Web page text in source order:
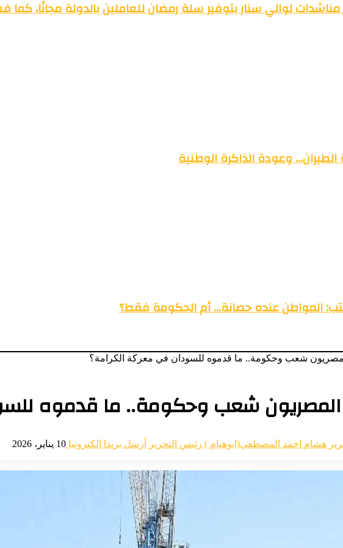
لوالي سنار بتوفير سلة رمضان للعاملين بالدولة مجانًا، كما
وعودة الذاكرة الوطنية
المواطن عنده حصانة… أم الحكومة فقط؟
شعب وحكومة.. ما قدموه للسودان في معركة الكرامة؟
شعب وحكومة.. ما قدموه
هشام احمد المصطفي(ابوهيام ) رئيس التحرير أرسل بريدا إلكترونيا 10 يناير، 2026